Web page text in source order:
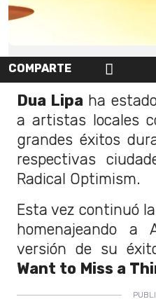
COMPARTE
Dua Lipa ha
a artistas locales
grandes éxitos
respectivas
Radical Optimism.
Esta vez continuó
homenajeando a
versión de su
Want to Miss a